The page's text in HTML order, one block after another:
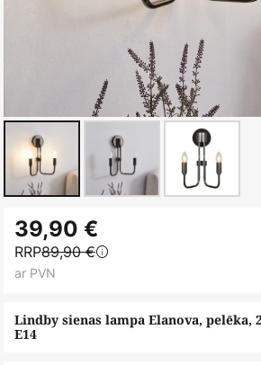
uz
galerijas
sākumu
Lindby sienas lampa Elanova, pelēka,
E14
39,90 €
RRP89,90 €
ar PVN